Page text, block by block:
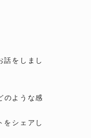
話をしまし
のような感
をシェアし